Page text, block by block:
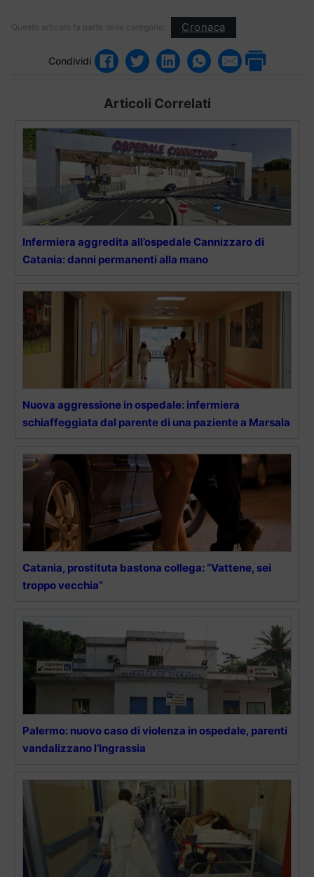
Questo articolo fa parte delle categorie: Cronaca
Condividi
Articoli Correlati
Infermiera aggredita all’ospedale Cannizzaro di
Catania: danni permanenti alla mano
Nuova aggressione in ospedale: infermiera
schiaffeggiata dal parente di una paziente a Marsala
Catania, prostituta bastona collega: “Vattene, sei
troppo vecchia”
Palermo: nuovo caso di violenza in ospedale, parenti
vandalizzano l’Ingrassia